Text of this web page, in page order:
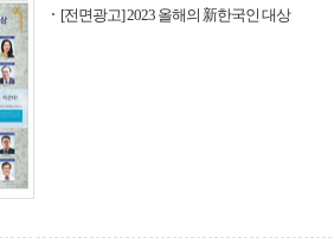
[전면광고] 2023 올해의 新한국인 대상